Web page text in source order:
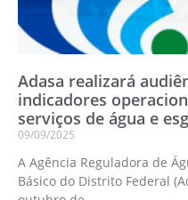
Adasa realizará
indicadores
serviços de água e
09/09/2025
A Agência Reguladora de
Básico do Distrito Federal